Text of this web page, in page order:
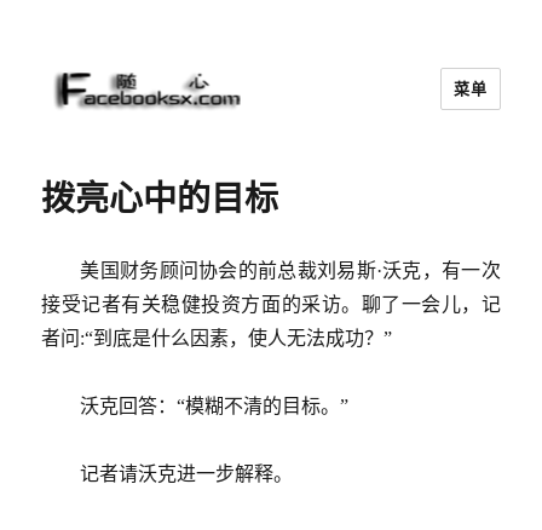
菜单
拨亮心中的目标
美国财务顾问协会的前总裁刘易斯·沃克，有一次
接受记者有关稳健投资方面的采访。聊了一会儿，记
者问:“到底是什么因素，使人无法成功？”
沃克回答：“模糊不清的目标。”
记者请沃克进一步解释。